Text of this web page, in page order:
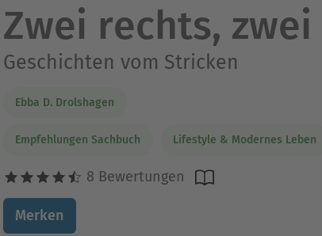
Zwei rechts,
Geschichten vom Stricken
Ebba D. Drolshagen
Empfehlungen Sachbuch Lifestyle & Modernes Leben
8 Bewertungen
Merken